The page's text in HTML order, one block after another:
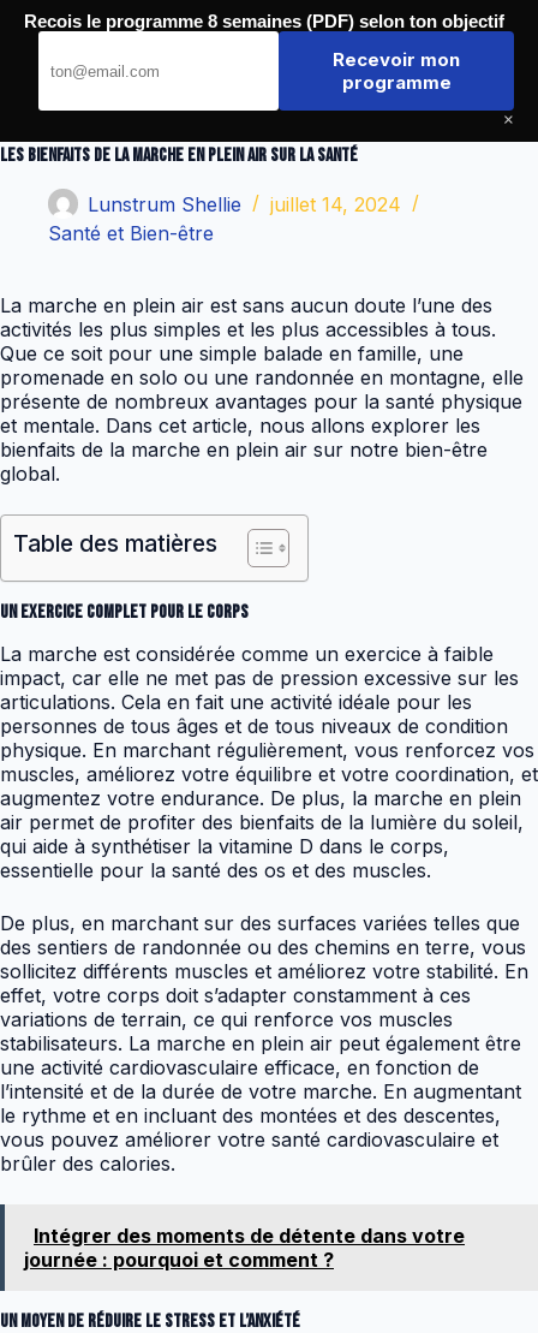
Passer
Les bienfaits de la marche en plein air sur la santé
Lunstrum Shellie
juillet 14, 2024
Santé et Bien-être
La marche en plein air est sans aucun doute l’une des
activités les plus simples et les plus accessibles à tous.
Que ce soit pour une simple balade en famille, une
promenade en solo ou une randonnée en montagne, elle
présente de nombreux avantages pour la santé physique
et mentale. Dans cet article, nous allons explorer les
bienfaits de la marche en plein air sur notre bien-être
global.
Table des matières
Un exercice complet pour le corps
La marche est considérée comme un exercice à faible
impact, car elle ne met pas de pression excessive sur les
articulations. Cela en fait une activité idéale pour les
personnes de tous âges et de tous niveaux de condition
physique. En marchant régulièrement, vous renforcez vos
muscles, améliorez votre équilibre et votre coordination, et
augmentez votre endurance. De plus, la marche en plein
air permet de profiter des bienfaits de la lumière du soleil,
qui aide à synthétiser la vitamine D dans le corps,
essentielle pour la santé des os et des muscles.
De plus, en marchant sur des surfaces variées telles que
des sentiers de randonnée ou des chemins en terre, vous
sollicitez différents muscles et améliorez votre stabilité. En
effet, votre corps doit s’adapter constamment à ces
variations de terrain, ce qui renforce vos muscles
stabilisateurs. La marche en plein air peut également être
une activité cardiovasculaire efficace, en fonction de
l’intensité et de la durée de votre marche. En augmentant
le rythme et en incluant des montées et des descentes,
vous pouvez améliorer votre santé cardiovasculaire et
brûler des calories.
Intégrer des moments de détente dans votre
journée : pourquoi et comment ?
Un moyen de réduire le stress et l’anxiété
Recois le programme 8 semaines (PDF) selon ton objectif
Recevoir mon
programme
×